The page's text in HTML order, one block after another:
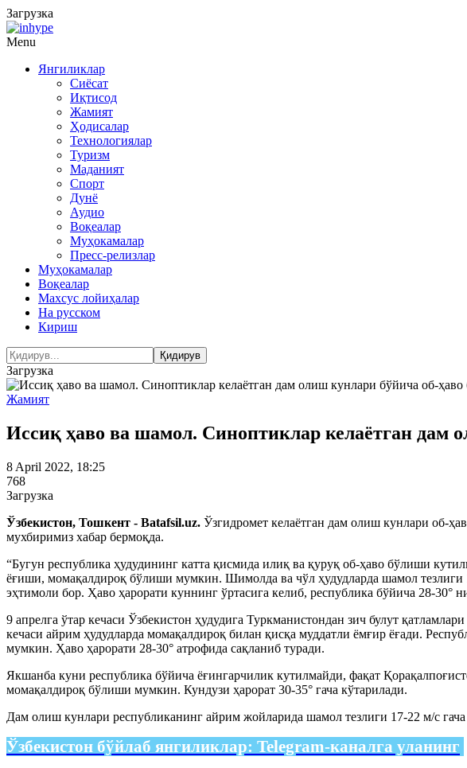
Загрузка
Menu
Янгиликлар
Сиёсат
Иқтисод
Жамият
Ҳодисалар
Технологиялар
Туризм
Маданият
Спорт
Дунё
Аудио
Воқеалар
Муҳокамалар
Пресс-релизлар
Муҳокамалар
Воқеалар
Махсус лойиҳалар
На русском
Кириш
Загрузка
Жамият
Иссиқ ҳаво ва шамол. Синоптиклар келаётган дам
8 April 2022, 18:25
768
Загрузка
Ўзбекистон, Тошкент - Batafsil.uz. Ўзгидромет келаётган дам олиш кунлари об-
мухбиримиз хабар бермоқда.
“Бугун республика ҳудудининг катта қисмида илиқ ва қуруқ об-ҳаво бўлиши
ёғиши, момақалдироқ бўлиши мумкин. Шимолда ва чўл ҳудудларда шамол
эҳтимоли бор. Ҳаво ҳарорати куннинг ўртасига келиб, республика бўйича 28-
9 апрелга ўтар кечаси Ўзбекистон ҳудудига Туркманистондан зич булут
кечаси айрим ҳудудларда момақалдироқ билан қисқа муддатли ёмғир ёғади.
мумкин. Ҳаво ҳарорати 28-30° атрофида сақланиб туради.
Якшанба куни республика бўйича ёғингарчилик кутилмайди, фақат
момақалдироқ бўлиши мумкин. Кундузи ҳарорат 30-35° гача кўтарилади.
Дам олиш кунлари республиканинг айрим жойларида шамол тезлиги 17-22 м/с
Ўзбекистон бўйлаб янгиликлар: Telegram-каналга уланинг